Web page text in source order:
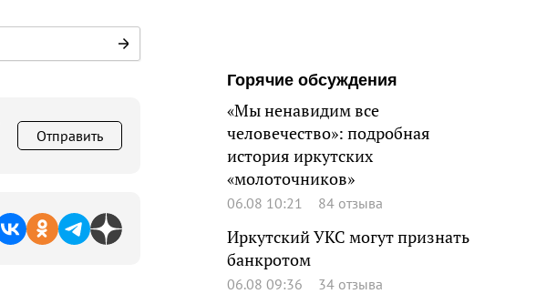
Отправить
Горячие обсуждения
«Мы ненавидим все
человечество»: подробная
история иркутских
«молоточников»
06.08 10:21 84 отзыва
Иркутский УКС могут признать
банкротом
06.08 09:36 34 отзыва